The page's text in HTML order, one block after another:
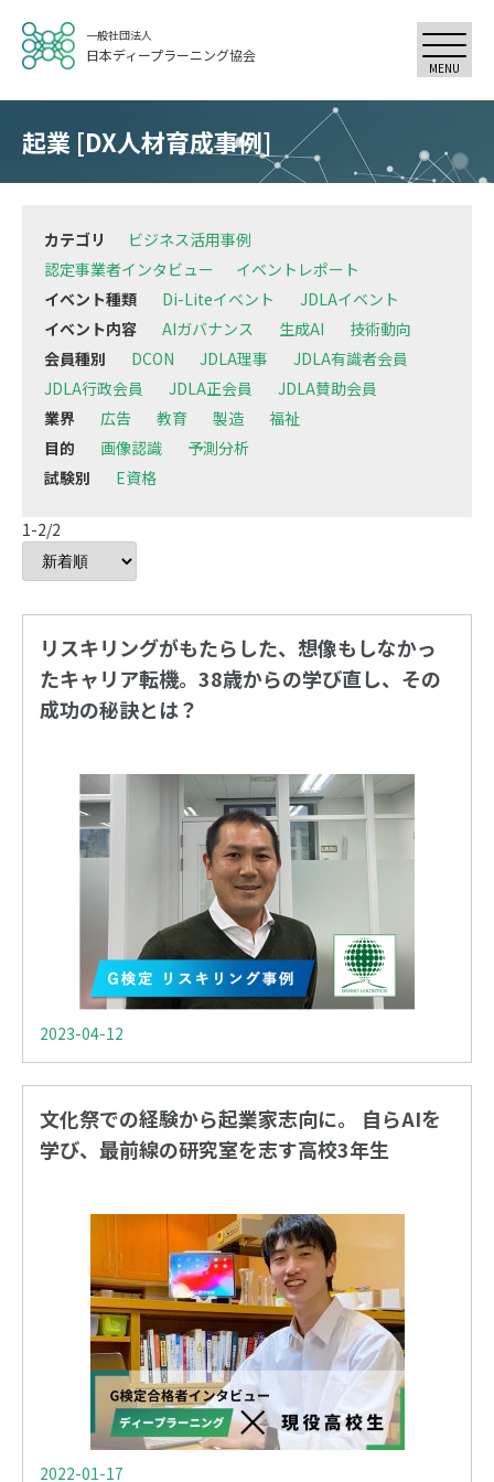
一般社団法人
日本ディープラーニング協会
MENU
起業 [DX人材育成事例]
カテゴリ
ビジネス活用事例
認定事業者インタビュー
イベントレポート
イベント種類
Di-Liteイベント
JDLAイベント
イベント内容
AIガバナンス 生成AI
技術動向
会員種別
DCON JDLA理事
JDLA有識者会員
JDLA行政会員
JDLA正会員
JDLA賛助会員
業界
広告 教育 製造
福祉
目的
画像認識
予測分析
試験別
E資格
1-2/2
リスキリングがもたらした、想像もしなかっ
たキャリア転機。38歳からの学び直し、その
成功の秘訣とは？
2023-04-12
文化祭での経験から起業家志向に。 自らAIを
学び、最前線の研究室を志す高校3年生
2022-01-17